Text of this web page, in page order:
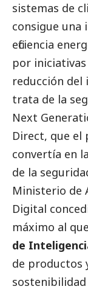
sistemas de
consigue una
eficiencia
por
reducción
trata de la
Next
Direct, que el
convertía en
de la
Ministerio de
Digital
máximo al
de
de productos